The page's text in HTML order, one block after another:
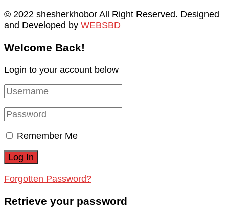
© 2022 shesherkhobor All Right Reserved. Designed
and Developed by WEBSBD
Welcome Back!
Login to your account below
Remember Me
Forgotten Password?
Retrieve your password